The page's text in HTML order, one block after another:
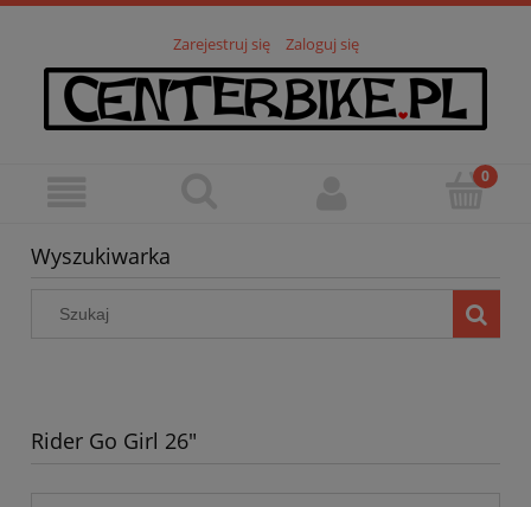
Zarejestruj się Zaloguj się
Wyszukiwarka
Rider Go Girl 26"